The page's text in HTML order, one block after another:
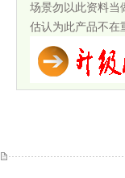
场景勿以此资料当
估认为此产品不在